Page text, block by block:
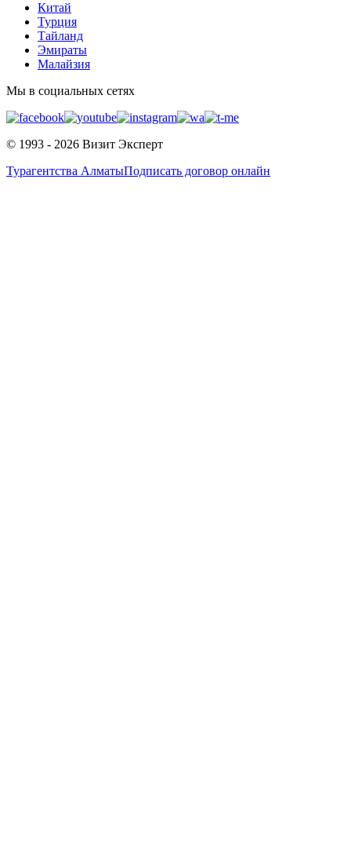
Китай
Турция
Тайланд
Эмираты
Малайзия
Мы в социальных сетях
© 1993 - 2026 Визит Эксперт
Турагентства АлматыПодписать договор онлайн